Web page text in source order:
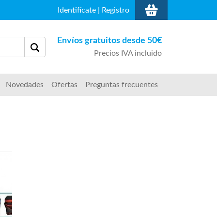
Identifícate| Registro
Envíos gratuitos desde 50€
Precios IVA incluido
Novedades Ofertas Preguntas frecuentes